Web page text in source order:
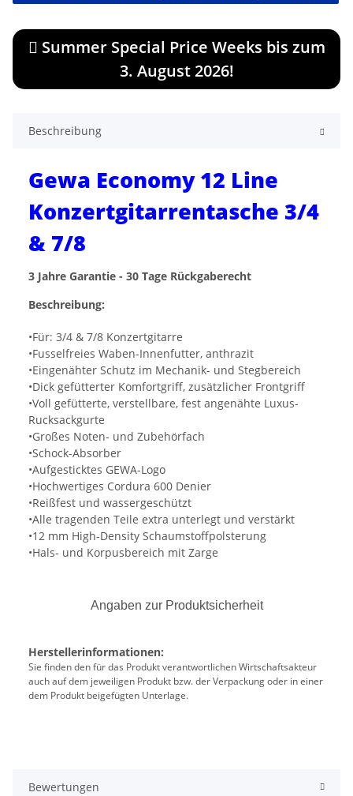
Summer Special Price Weeks bis zum
3. August 2026!
Beschreibung
Gewa Economy 12 Line
Konzertgitarrentasche 3/4
& 7/8
3 Jahre Garantie - 30 Tage Rückgaberecht
Beschreibung:
•Für: 3/4 & 7/8 Konzertgitarre
•Fusselfreies Waben-Innenfutter, anthrazit
•Eingenähter Schutz im Mechanik- und Stegbereich
•Dick gefütterter Komfortgriff, zusätzlicher Frontgriff
•Voll gefütterte, verstellbare, fest angenähte Luxus-
Rucksackgurte
•Großes Noten- und Zubehörfach
•Schock-Absorber
•Aufgesticktes GEWA-Logo
•Hochwertiges Cordura 600 Denier
•Reißfest und wassergeschützt
•Alle tragenden Teile extra unterlegt und verstärkt
•12 mm High-Density Schaumstoffpolsterung
•Hals- und Korpusbereich mit Zarge
Angaben zur Produktsicherheit
Herstellerinformationen:
Sie finden den für das Produkt verantwortlichen Wirtschaftsakteur
auch auf dem jeweiligen Produkt bzw. der Verpackung oder in einer
dem Produkt beigefügten Unterlage.
Bewertungen